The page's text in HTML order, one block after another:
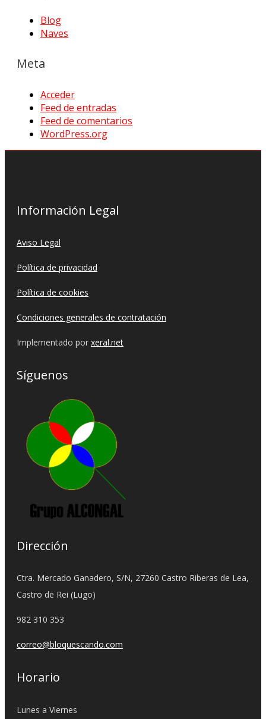
Blog
Naves
Meta
Acceder
Feed de entradas
Feed de comentarios
WordPress.org
Información Legal
Aviso Legal
Política de privacidad
Política de cookies
Condiciones generales de contratación
Implementado por xeral.net
Síguenos
Dirección
Ctra. Mercado Ganadero, S/N, 27260 Castro Riberas de Lea,
Castro de Rei (Lugo)
982 310 353
correo@bloquescando.com
Horario
Lunes a Viernes